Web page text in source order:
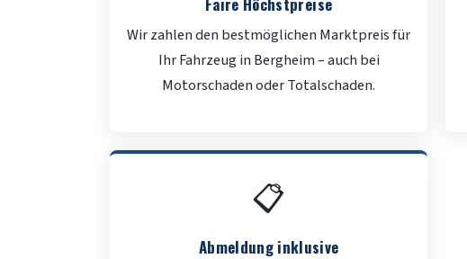
Wir zahlen den bestmöglichen Marktpreis für
Ihr Fahrzeug in Bergheim – auch bei
Motorschaden oder Totalschaden.
📋
Abmeldung inklusive